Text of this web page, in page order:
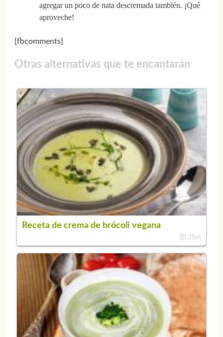
agregar un poco de nata descremada también. ¡Qué
aproveche!
[fbcomments]
Otras alternativas que te encantarán
Receta de crema de brócoli vegana
35m